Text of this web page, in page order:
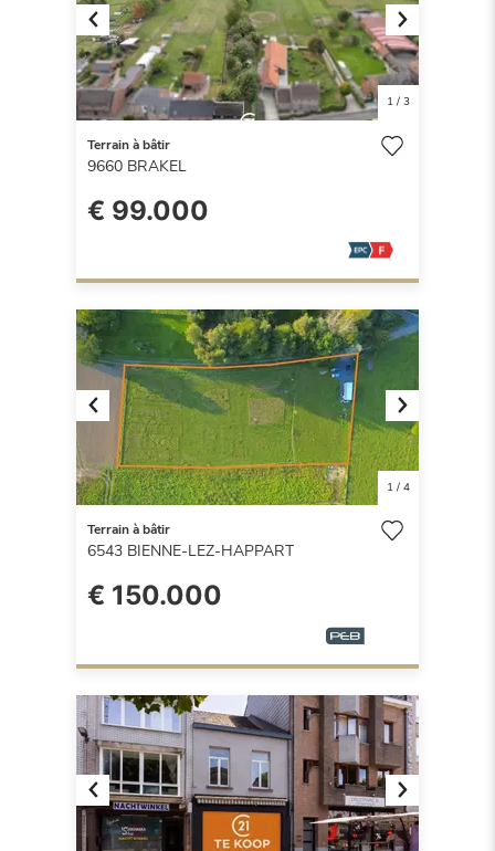
Previous Next
1/ 3
Terrain à bâtir
9660 BRAKEL
€ 99.000
Previous Next
1/ 4
Terrain à bâtir
6543 BIENNE-LEZ-HAPPART
€ 150.000
Previous Next